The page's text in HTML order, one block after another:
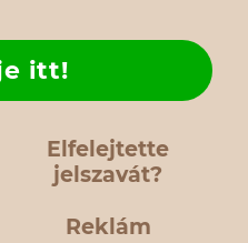
Elfelejtette
jelszavát?
itt!
Reklám